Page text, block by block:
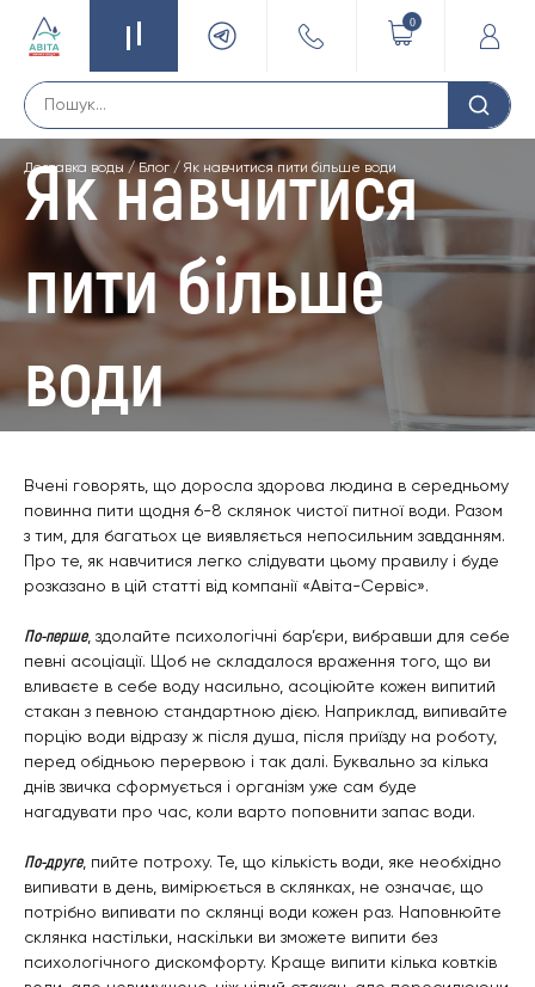
Доставка воды/Блог/ Як навчитися пити більше води
0
Як навчитися
пити більше
води
Вчені говорять, що доросла здорова людина в середньому
повинна пити щодня 6-8 склянок чистої питної води. Разом
з тим, для багатьох це виявляється непосильним завданням.
Про те, як навчитися легко слідувати цьому правилу і буде
розказано в цій статті від компанії «Авіта-Сервіс».
По-перше, здолайте психологічні бар’єри, вибравши для себе
певні асоціації. Щоб не складалося враження того, що ви
вливаєте в себе воду насильно, асоціюйте кожен випитий
стакан з певною стандартною дією. Наприклад, випивайте
порцію води відразу ж після душа, після приїзду на роботу,
перед обідньою перервою і так далі. Буквально за кілька
днів звичка сформується і організм уже сам буде
нагадувати про час, коли варто поповнити запас води.
По-друге, пийте потроху. Те, що кількість води, яке необхідно
випивати в день, вимірюється в склянках, не означає, що
потрібно випивати по склянці води кожен раз. Наповнюйте
склянка настільки, наскільки ви зможете випити без
психологічного дискомфорту. Краще випити кілька ковтків